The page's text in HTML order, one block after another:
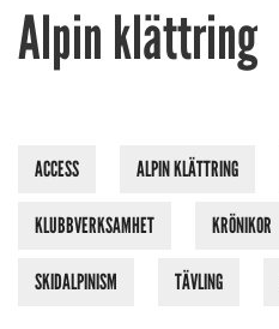
Alpin klättring
ACCESS ALPIN KLÄTTRING
KLUBBVERKSAMHET KRÖNIKOR
SKIDALPINISM TÄVLING